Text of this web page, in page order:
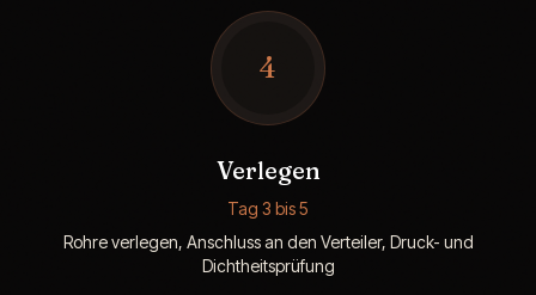
4
Verlegen
Tag 3 bis 5
Rohre verlegen, Anschluss an den Verteiler, Druck- und
Dichtheitsprüfung